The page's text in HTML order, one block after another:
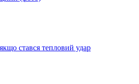
стався тепловий удар